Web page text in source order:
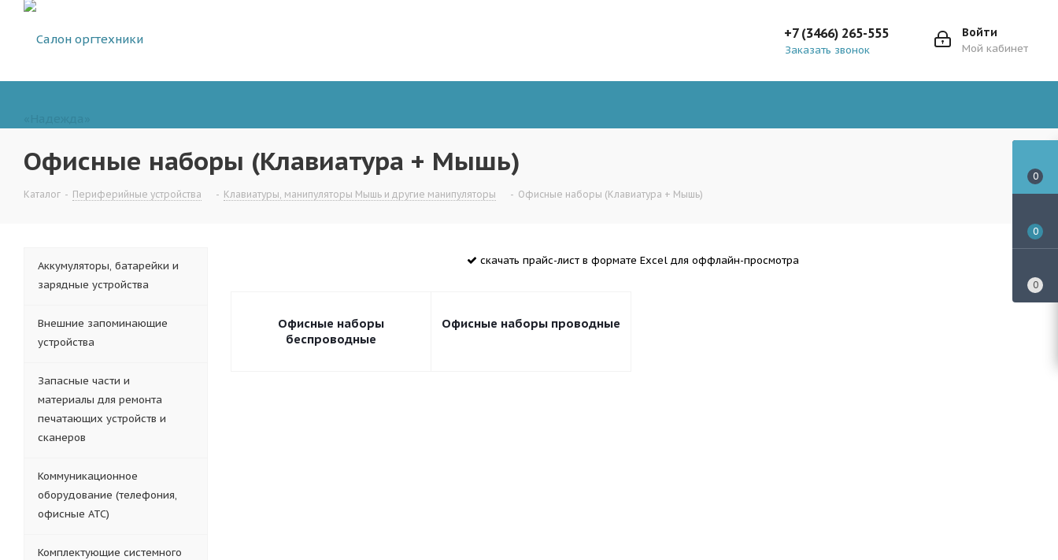
Войти
Мой кабинет
+7 (3466) 265-555
Заказать звонок
Офисные наборы (Клавиатура + Мышь)
Каталог - Периферийные устройства - Клавиатуры, манипуляторы Мышь и другие манипуляторы - Офисные наборы (Клавиатура + Мышь)
скачать прайс-лист в формате Excel для оффлайн-просмотра
Офисные наборы
беспроводные
Офисные наборы проводные
Аккумуляторы, батарейки и
зарядные устройства
Внешние запоминающие
устройства
Запасные части и
материалы для ремонта
печатающих устройств и
сканеров
Коммуникационное
оборудование (телефония,
офисные АТС)
Комплектующие системного
0
0
0